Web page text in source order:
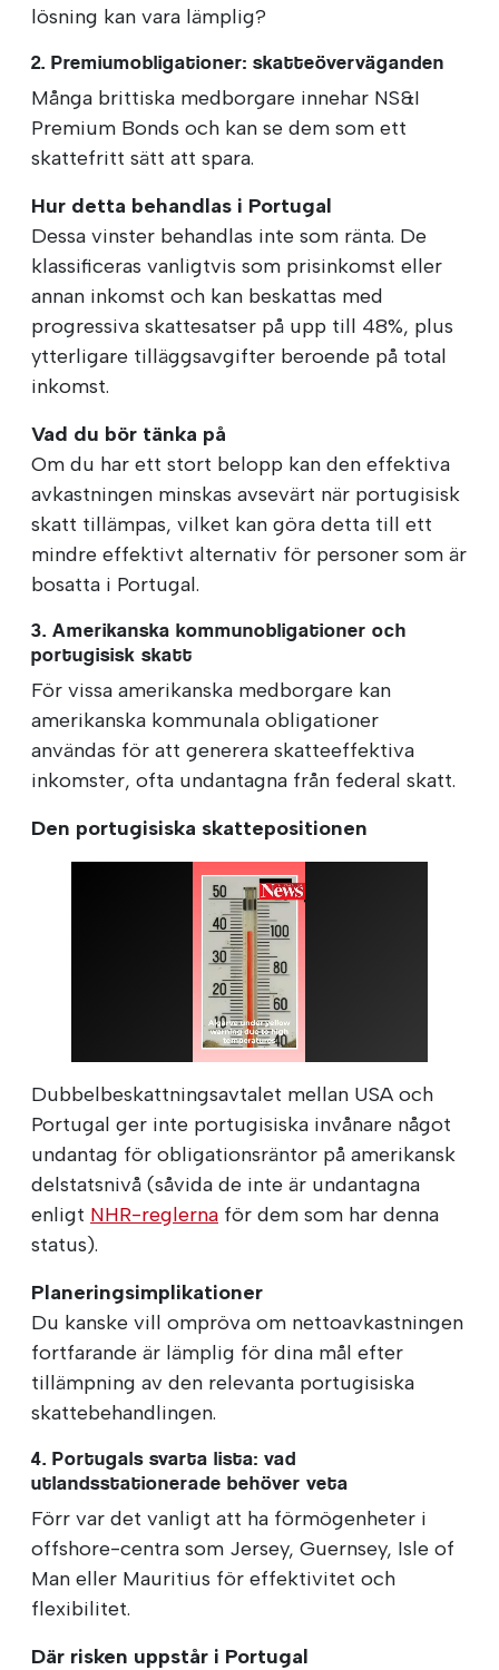
lösning kan vara lämplig?
2. Premiumobligationer: skatteöverväganden
Många brittiska medborgare innehar NS&I
Premium Bonds och kan se dem som ett
skattefritt sätt att spara.
Hur detta behandlas i Portugal
Dessa vinster behandlas inte som ränta. De
klassificeras vanligtvis som prisinkomst eller
annan inkomst och kan beskattas med
progressiva skattesatser på upp till 48%, plus
ytterligare tilläggsavgifter beroende på total
inkomst.
Vad du bör tänka på
Om du har ett stort belopp kan den effektiva
avkastningen minskas avsevärt när portugisisk
skatt tillämpas, vilket kan göra detta till ett
mindre effektivt alternativ för personer som är
bosatta i Portugal.
3. Amerikanska kommunobligationer och
portugisisk skatt
För vissa amerikanska medborgare kan
amerikanska kommunala obligationer
användas för att generera skatteeffektiva
inkomster, ofta undantagna från federal skatt.
Den portugisiska skattepositionen
Dubbelbeskattningsavtalet mellan USA och
Portugal ger inte portugisiska invånare något
undantag för obligationsräntor på amerikansk
delstatsnivå (såvida de inte är undantagna
enligt NHR-reglerna för dem som har denna
status).
Planeringsimplikationer
Du kanske vill ompröva om nettoavkastningen
fortfarande är lämplig för dina mål efter
tillämpning av den relevanta portugisiska
skattebehandlingen.
4. Portugals svarta lista: vad
utlandsstationerade behöver veta
Förr var det vanligt att ha förmögenheter i
offshore-centra som Jersey, Guernsey, Isle of
Man eller Mauritius för effektivitet och
flexibilitet.
Där risken uppstår i Portugal